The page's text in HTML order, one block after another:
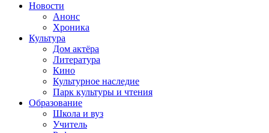
Новости
Анонс
Хроника
Культура
Дом актёра
Литература
Кино
Культурное наследие
Парк культуры и чтения
Образование
Школа и вуз
Учитель